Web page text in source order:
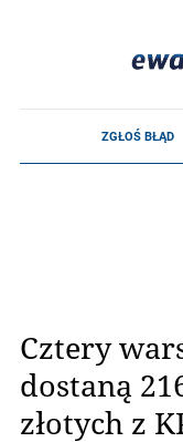
Cztery
dostaną
złotych z